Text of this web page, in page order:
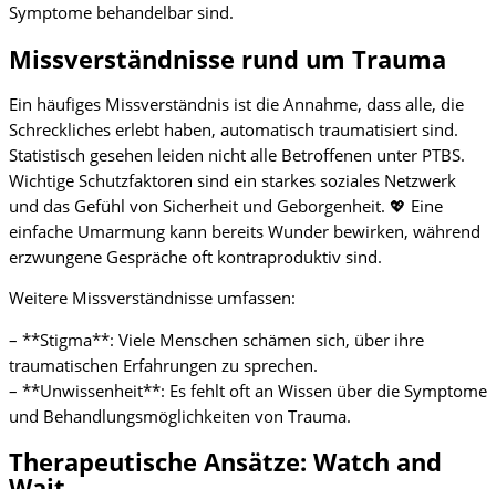
Symptome behandelbar sind.
Missverständnisse rund um Trauma
Ein häufiges Missverständnis ist die Annahme, dass alle, die
Schreckliches erlebt haben, automatisch traumatisiert sind.
Statistisch gesehen leiden nicht alle Betroffenen unter PTBS.
Wichtige Schutzfaktoren sind ein starkes soziales Netzwerk
und das Gefühl von Sicherheit und Geborgenheit. 💖 Eine
einfache Umarmung kann bereits Wunder bewirken, während
erzwungene Gespräche oft kontraproduktiv sind.
Weitere Missverständnisse umfassen:
– **Stigma**: Viele Menschen schämen sich, über ihre
traumatischen Erfahrungen zu sprechen.
– **Unwissenheit**: Es fehlt oft an Wissen über die Symptome
und Behandlungsmöglichkeiten von Trauma.
Therapeutische Ansätze: Watch and